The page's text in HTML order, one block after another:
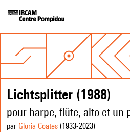
Lichtsplitter (1988)
pour harpe, flûte, alto et un
par Gloria Coates (1933-2023)